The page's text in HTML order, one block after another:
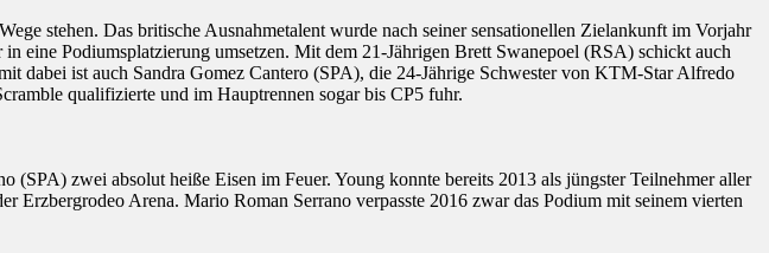
stehen. Das britische Ausnahmetalent wurde nach seiner sensationellen Zielankunft im Vorjahr
eine Podiumsplatzierung umsetzen. Mit dem 21-Jährigen Brett Swanepoel (RSA) schickt auch
dabei ist auch Sandra Gomez Cantero (SPA), die 24-Jährige Schwester von KTM-Star Alfredo
qualifizierte und im Hauptrennen sogar bis CP5 fuhr.
zwei absolut heiße Eisen im Feuer. Young konnte bereits 2013 als jüngster Teilnehmer aller
Arena. Mario Roman Serrano verpasste 2016 zwar das Podium mit seinem vierten